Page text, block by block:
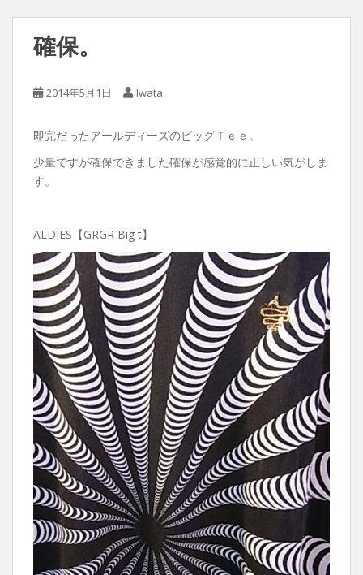
確保。
2014年5月1日 Iwata
即完だったアールディーズのビッグＴｅｅ。
少量ですが確保できました確保が感覚的に正しい気がしま
す。
ALDIES【GRGR Big t】